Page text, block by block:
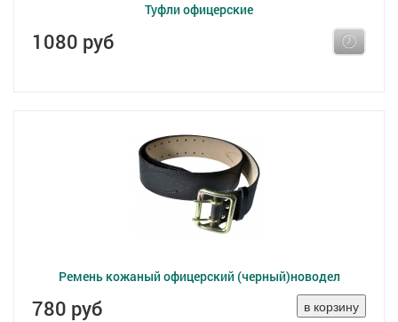
Туфли офицерские
1080 руб
Ремень кожаный офицерский (черный)новодел
780 руб